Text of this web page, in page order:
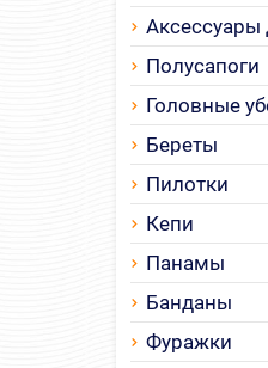
Аксессуары
Полусапоги
Головные
Береты
Пилотки
Кепи
Панамы
Банданы
Фуражки